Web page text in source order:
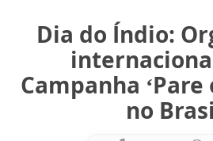
Dia do Índio:
Campanha
no